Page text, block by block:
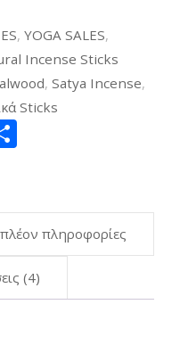
, YOGA SALES,
Incense Sticks
, Satya Incense,
Sticks
πληροφορίες
(4)